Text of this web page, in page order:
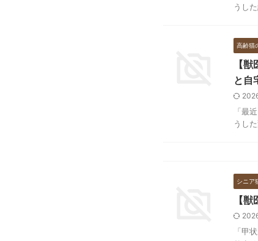
うし
高齢猫
【
と自
「最
うし
シニア
【
「甲